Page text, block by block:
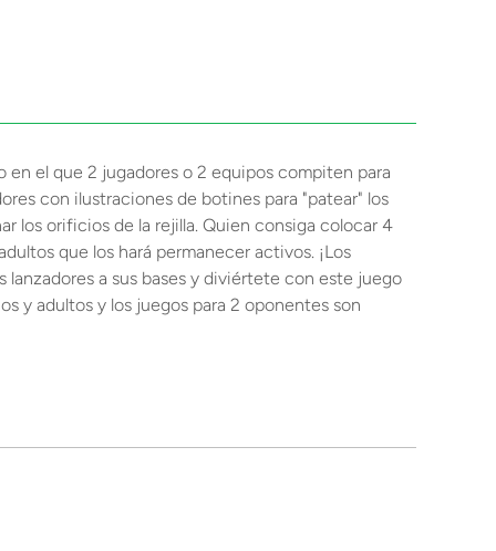
en el que 2 jugadores o 2 equipos compiten para
con ilustraciones de botines para "patear" los
los orificios de la rejilla. Quien consiga colocar 4
que los hará permanecer activos. ¡Los
a sus bases y diviértete con este juego
y adultos y los juegos para 2 oponentes son